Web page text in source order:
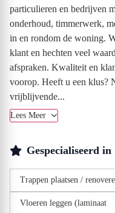
particulieren en bedrijven
onderhoud, timmerwerk,
in en rondom de woning.
klant en hechten veel
afspraken. Kwaliteit en
voorop. Heeft u een klus?
vrijblijvende...
Lees Meer
Gespecialiseerd in
Trappen plaatsen /
Vloeren leggen (laminaat